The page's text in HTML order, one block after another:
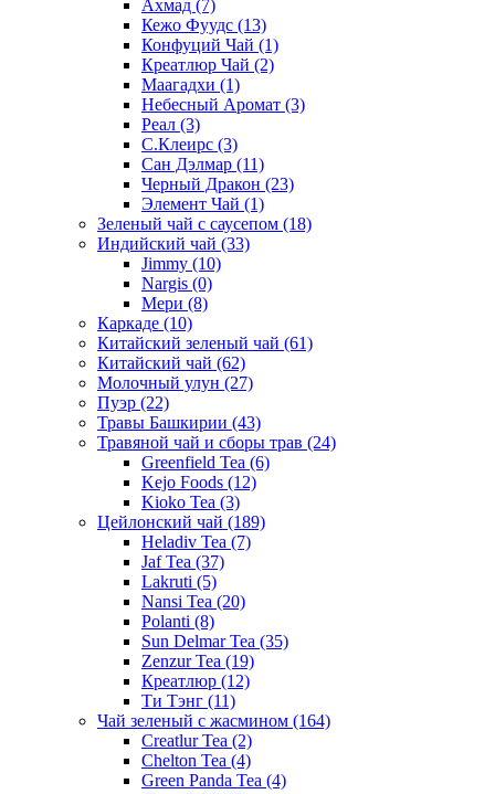
Ахмад (7)
Кежо Фуудс (13)
Конфуций Чай (1)
Креатлюр Чай (2)
Маагадхи (1)
Небесный Аромат (3)
Реал (3)
С.Клеирс (3)
Сан Дэлмар (11)
Черный Дракон (23)
Элемент Чай (1)
Зеленый чай с саусепом (18)
Индийский чай (33)
Jimmy (10)
Nargis (0)
Мери (8)
Каркаде (10)
Китайский зеленый чай (61)
Китайский чай (62)
Молочный улун (27)
Пуэр (22)
Травы Башкирии (43)
Травяной чай и сборы трав (24)
Greenfield Tea (6)
Kejo Foods (12)
Kioko Tea (3)
Цейлонский чай (189)
Heladiv Tea (7)
Jaf Tea (37)
Lakruti (5)
Nansi Tea (20)
Polanti (8)
Sun Delmar Tea (35)
Zenzur Tea (19)
Креатлюр (12)
Ти Тэнг (11)
Чай зеленый с жасмином (164)
Creatlur Tea (2)
Chelton Tea (4)
Green Panda Tea (4)